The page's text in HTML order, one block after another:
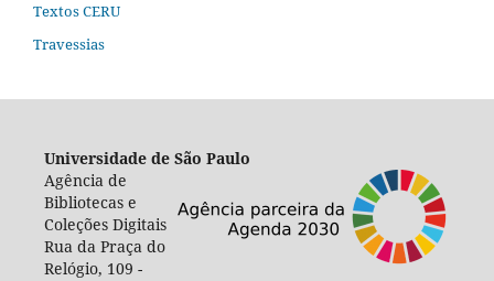
Textos CERU
Travessias
Universidade de São Paulo
Agência de
Bibliotecas e
Coleções Digitais
Rua da Praça do
Relógio, 109 -